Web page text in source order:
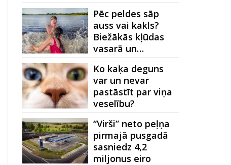
Pēc peldes sāp
auss vai kakls?
Biežākās kļūdas
vasarā un…
Ko kaķa deguns
var un nevar
pastāstīt par viņa
veselību?
“Virši” neto peļņa
pirmajā pusgadā
sasniedz 4,2
miljonus eiro